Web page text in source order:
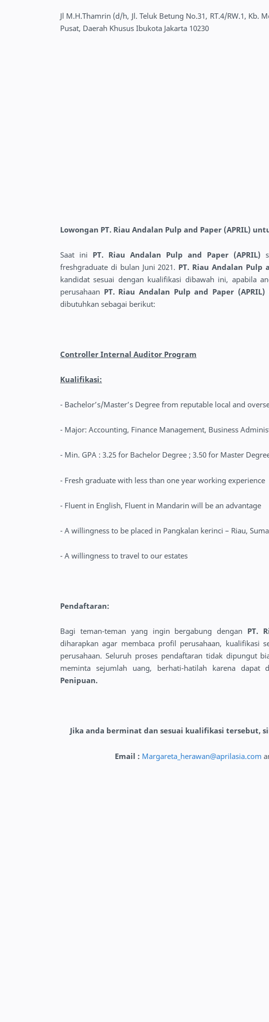
Jl M.H.Thamrin (d/h, Jl. Teluk Betung No.31, RT.4/RW.1, Kb.
Pusat, Daerah Khusus Ibukota Jakarta 10230
Lowongan PT. Riau Andalan Pulp and Paper (APRIL)
Saat ini PT. Riau Andalan Pulp and Paper (APRIL)
freshgraduate di bulan Juni 2021. PT. Riau Andalan Pulp
kandidat sesuai dengan kualifikasi dibawah ini, apabila
perusahaan PT. Riau Andalan Pulp and Paper (APRIL)
dibutuhkan sebagai berikut:
Controller Internal Auditor Program
Kualifikasi:
- Bachelor’s/Master’s Degree from reputable local and
- Major: Accounting, Finance Management, Business
- Min. GPA : 3.25 for Bachelor Degree ; 3.50 for Master
- Fresh graduate with less than one year working experience
- Fluent in English, Fluent in Mandarin will be an advantage
- A willingness to be placed in Pangkalan kerinci – Riau,
- A willingness to travel to our estates
Pendaftaran:
Bagi teman-teman yang ingin bergabung dengan PT.
diharapkan agar membaca profil perusahaan, kualifikasi
perusahaan. Seluruh proses pendaftaran tidak dipungut
meminta sejumlah uang, berhati-hatilah karena dapat
Penipuan.
Jika anda berminat dan sesuai kualifikasi tersebut,
Email : Margareta_herawan@aprilasia.com